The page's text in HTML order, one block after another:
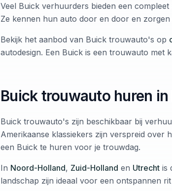
Veel Buick verhuurders bieden een
Ze kennen hun auto door en door en
Bekijk het aanbod van Buick trouwauto's op
autodesign. Een Buick is een trouwauto met
Buick trouwauto huren
Buick trouwauto's zijn beschikbaar bij
Amerikaanse klassiekers zijn verspreid over
een Buick te huren voor je trouwdag.
In Noord-Holland, Zuid-Holland en Utrecht is
landschap zijn ideaal voor een ontspannen